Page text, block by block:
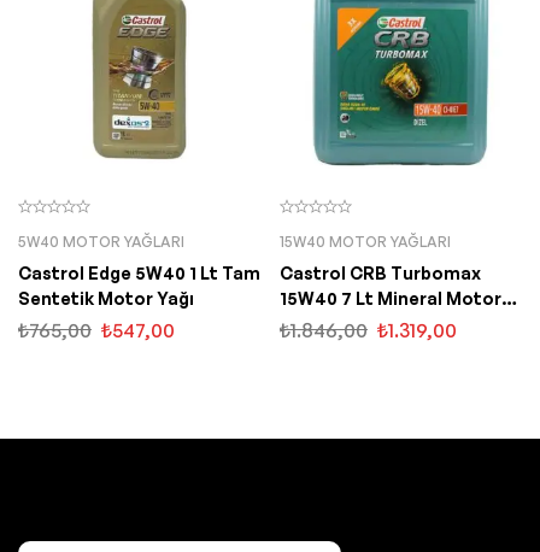
5W40 MOTOR YAĞLARI
Castrol Edge 5W40 1 Lt Tam
Sentetik Motor Yağı
₺765,00 ₺547,00
15W40 MOTOR YAĞLARI
Castrol CRB Turbomax
15W40 7 Lt Mineral Motor
Yağı
₺1.846,00 ₺1.319,00